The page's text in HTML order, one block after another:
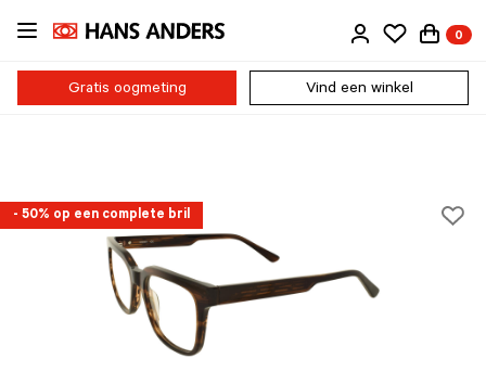
Ga
naar
inhoud
0
Gratis oogmeting Vind een winkel
- 50% op een complete bril